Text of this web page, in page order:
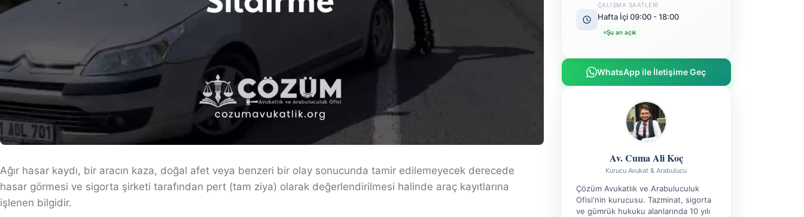
Ağır hasar kaydı, bir aracın kaza, doğal afet veya benzeri bir olay sonucunda tamir edilemeyecek derecede
hasar görmesi ve sigorta şirketi tarafından pert (tam ziya) olarak değerlendirilmesi halinde araç kayıtlarına
işlenen bilgidir.
ÇALIŞMA SAATLERI
Hafta İçi 09:00 - 18:00
Şu an açık
WhatsApp ile İletişime Geç
Av. Cuma Ali Koç
Kurucu Avukat & Arabulucu
Çözüm Avukatlık ve Arabuluculuk
Ofisi'nin kurucusu. Tazminat, sigorta
ve gümrük hukuku alanlarında 10 yılı